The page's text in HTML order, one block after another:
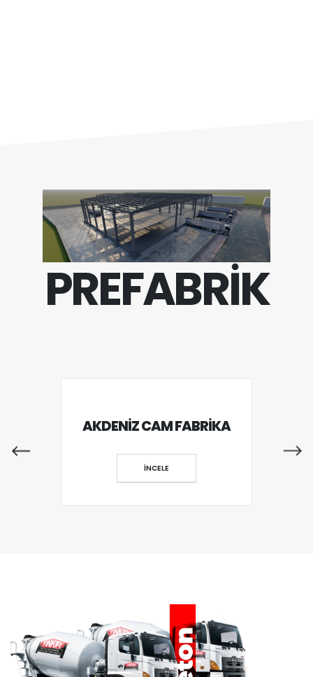
PREFABRİK
AKDENİZ CAM FABRİKA
İNCELE